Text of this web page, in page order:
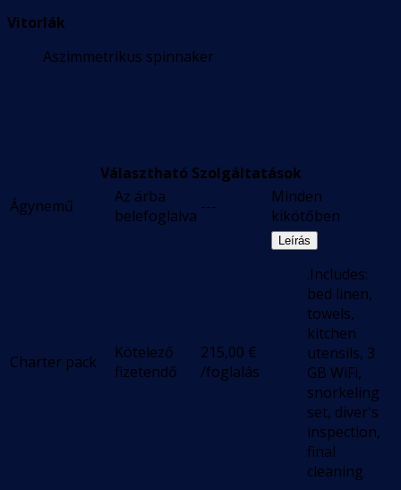
Vitorlák
Aszimmetrikus spinnaker
Választható Szolgáltatások
Ágynemű
Az árba
belefoglalva ---
Minden
kikötőben
Charter pack
Kötelező
fizetendő
215,00 €
/foglalás
Leírás
.Includes:
bed linen,
towels,
kitchen
utensils, 3
GB WiFi,
snorkeling
set, diver's
inspection,
final
cleaning